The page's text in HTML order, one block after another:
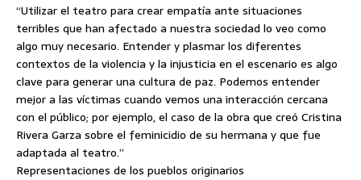
“Utilizar el teatro para crear empatía ante situaciones
terribles que han afectado a nuestra sociedad lo veo como
algo muy necesario. Entender y plasmar los diferentes
contextos de la violencia y la injusticia en el escenario es algo
clave para generar una cultura de paz. Podemos entender
mejor a las víctimas cuando vemos una interacción cercana
con el público; por ejemplo, el caso de la obra que creó Cristina
Rivera Garza sobre el feminicidio de su hermana y que fue
adaptada al teatro.”
Representaciones de los pueblos originarios